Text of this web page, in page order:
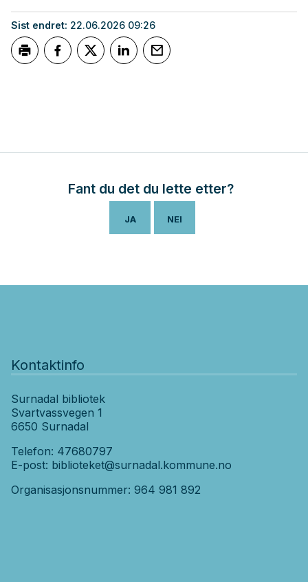
Sist endret 22.06.2026 09:26
Fant du det du lette etter?
JA NEI
Kontaktinfo
Surnadal bibliotek
Svartvassvegen 1
6650 Surnadal
Telefon: 47680797
E-post: biblioteket@surnadal.kommune.no
Organisasjonsnummer: 964 981 892